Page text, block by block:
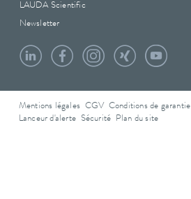
LAUDA Scientific
Newsletter
Mentions légales CGV Conditions de garantie
Lanceur d'alerte Sécurité Plan du site